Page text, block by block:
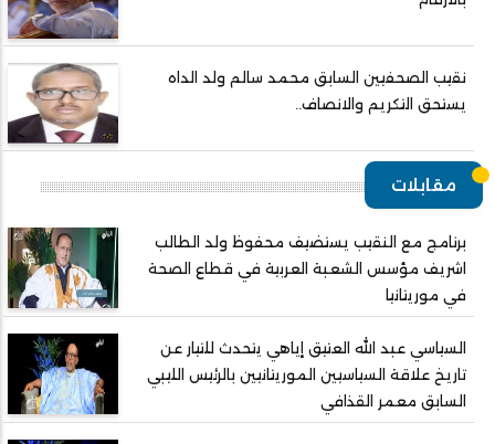
نقيب الصحفيين السابق محمد سالم ولد الداه
يستحق التكريم والانصاف..
مقابلات
برنامج مع النقيب يستضيف محفوظ ولد الطالب
اشريف مؤسس الشعبة العربية في قطاع الصحة
في موريتانيا
السياسي عبد الله العتيق إياهي يتحدث للتيار عن
تاريخ علاقة السياسيين الموريتانيين بالرئيس الليبي
السابق معمر القذافي